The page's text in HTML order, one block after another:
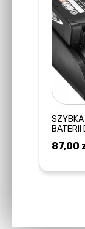
SZYBKA
87,00